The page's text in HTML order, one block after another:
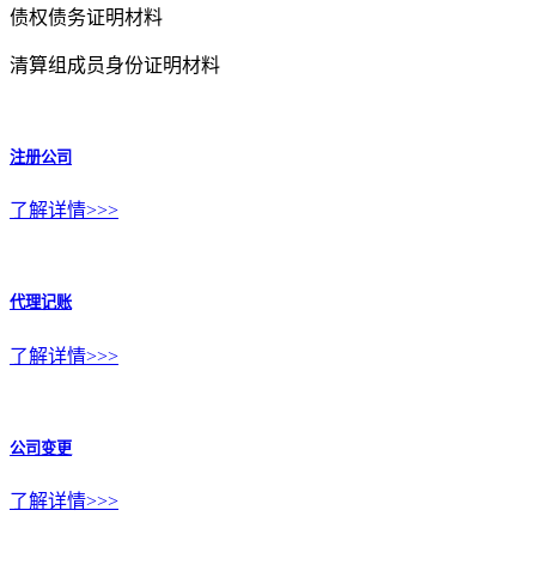
债权债务证明材料
清算组成员身份证明材料
注册公司
了解详情>>>
代理记账
了解详情>>>
公司变更
了解详情>>>